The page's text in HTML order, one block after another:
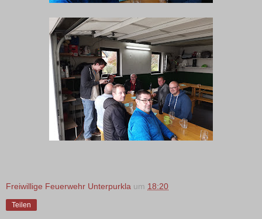
Freiwillige Feuerwehr Unterpurkla um 18:20
Teilen